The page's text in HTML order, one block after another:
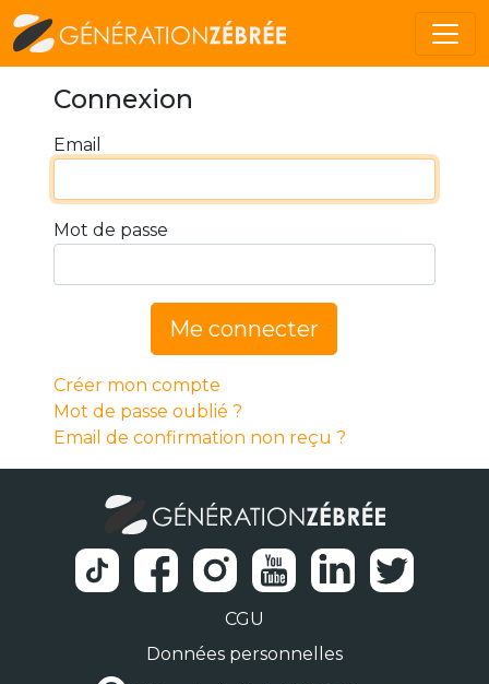
Connexion
Email
Mot de passe
Me connecter
Créer mon compte
Mot de passe oublié ?
Email de confirmation non reçu ?
CGU
Données personnelles